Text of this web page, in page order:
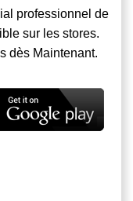
professionnel de
sur les stores.
dès Maintenant.